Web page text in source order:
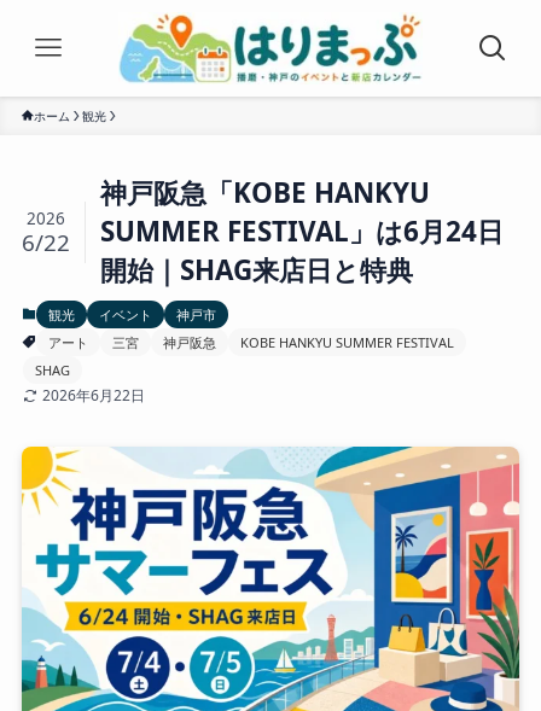
ホーム 観光
神戸阪急「KOBE HANKYU
SUMMER FESTIVAL」は6月24日
開始｜SHAG来店日と特典
2026
6/22
観光 イベント
神戸市
アート
三宮 神戸阪急
KOBE HANKYU SUMMER FESTIVAL
SHAG
2026年6月22日